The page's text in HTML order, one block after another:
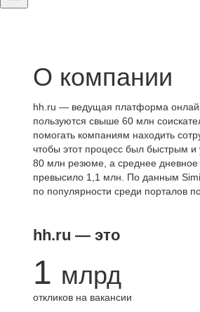
О компании
hh.ru — ведущая платформа
пользуются свыше 60 млн
помогать компаниям находить
чтобы этот процесс был быстрым
80 млн резюме, а среднее дневное
превысило 1,1 млн. По данным
по популярности среди порталов
hh.ru — это
1 млрд
откликов на вакансии